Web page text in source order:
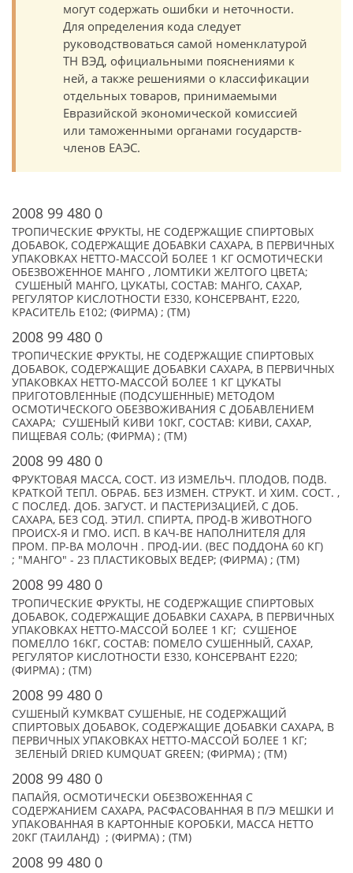
могут содержать ошибки и неточности.
Для определения кода следует
руководствоваться самой номенклатурой
ТН ВЭД, официальными пояснениями к
ней, а также решениями о классификации
отдельных товаров, принимаемыми
Евразийской экономической комиссией
или таможенными органами государств-
членов ЕАЭС.
2008 99 480 0
ТРОПИЧЕСКИЕ ФРУКТЫ, НЕ СОДЕРЖАЩИЕ СПИРТОВЫХ
ДОБАВОК, СОДЕРЖАЩИЕ ДОБАВКИ САХАРА, В ПЕРВИЧНЫХ
УПАКОВКАХ НЕТТО-МАССОЙ БОЛЕЕ 1 КГ ОСМОТИЧЕСКИ
ОБЕЗВОЖЕННОЕ МАНГО , ЛОМТИКИ ЖЕЛТОГО ЦВЕТА;
СУШЕНЫЙ МАНГО, ЦУКАТЫ, СОСТАВ: МАНГО, САХАР,
РЕГУЛЯТОР КИСЛОТНОСТИ Е330, КОНСЕРВАНТ, Е220,
КРАСИТЕЛЬ Е102; (ФИРМА) ; (TM)
2008 99 480 0
ТРОПИЧЕСКИЕ ФРУКТЫ, НЕ СОДЕРЖАЩИЕ СПИРТОВЫХ
ДОБАВОК, СОДЕРЖАЩИЕ ДОБАВКИ САХАРА, В ПЕРВИЧНЫХ
УПАКОВКАХ НЕТТО-МАССОЙ БОЛЕЕ 1 КГ ЦУКАТЫ
ПРИГОТОВЛЕННЫЕ (ПОДСУШЕННЫЕ) МЕТОДОМ
ОСМОТИЧЕСКОГО ОБЕЗВОЖИВАНИЯ С ДОБАВЛЕНИЕМ
САХАРА; СУШЕНЫЙ КИВИ 10КГ, СОСТАВ: КИВИ, САХАР,
ПИЩЕВАЯ СОЛЬ; (ФИРМА) ; (TM)
2008 99 480 0
ФРУКТОВАЯ МАССА, СОСТ. ИЗ ИЗМЕЛЬЧ. ПЛОДОВ, ПОДВ.
КРАТКОЙ ТЕПЛ. ОБРАБ. БЕЗ ИЗМЕН. СТРУКТ. И ХИМ. СОСТ. ,
С ПОСЛЕД. ДОБ. ЗАГУСТ. И ПАСТЕРИЗАЦИЕЙ, С ДОБ.
САХАРА, БЕЗ СОД. ЭТИЛ. СПИРТА, ПРОД-В ЖИВОТНОГО
ПРОИСХ-Я И ГМО. ИСП. В КАЧ-ВЕ НАПОЛНИТЕЛЯ ДЛЯ
ПРОМ. ПР-ВА МОЛОЧН . ПРОД-ИИ. (ВЕС ПОДДОНА 60 КГ)
; "МАНГО" - 23 ПЛАСТИКОВЫХ ВЕДЕР; (ФИРМА) ; (TM)
2008 99 480 0
ТРОПИЧЕСКИЕ ФРУКТЫ, НЕ СОДЕРЖАЩИЕ СПИРТОВЫХ
ДОБАВОК, СОДЕРЖАЩИЕ ДОБАВКИ САХАРА, В ПЕРВИЧНЫХ
УПАКОВКАХ НЕТТО-МАССОЙ БОЛЕЕ 1 КГ; СУШЕНОЕ
ПОМЕЛЛО 16КГ, СОСТАВ: ПОМЕЛО СУШЕННЫЙ, САХАР,
РЕГУЛЯТОР КИСЛОТНОСТИ Е330, КОНСЕРВАНТ Е220;
(ФИРМА) ; (TM)
2008 99 480 0
СУШЕНЫЙ КУМКВАТ СУШЕНЫЕ, НЕ СОДЕРЖАЩИЙ
СПИРТОВЫХ ДОБАВОК, СОДЕРЖАЩИЕ ДОБАВКИ САХАРА, В
ПЕРВИЧНЫХ УПАКОВКАХ НЕТТО-МАССОЙ БОЛЕЕ 1 КГ;
ЗЕЛЕНЫЙ DRIED KUMQUAT GREEN; (ФИРМА) ; (TM)
2008 99 480 0
ПАПАЙЯ, ОСМОТИЧЕСКИ ОБЕЗВОЖЕННАЯ С
СОДЕРЖАНИЕМ САХАРА, РАСФАСОВАННАЯ В П/Э МЕШКИ И
УПАКОВАННАЯ В КАРТОННЫЕ КОРОБКИ, МАССА НЕТТО
20КГ (ТАИЛАНД) ; (ФИРМА) ; (TM)
2008 99 480 0